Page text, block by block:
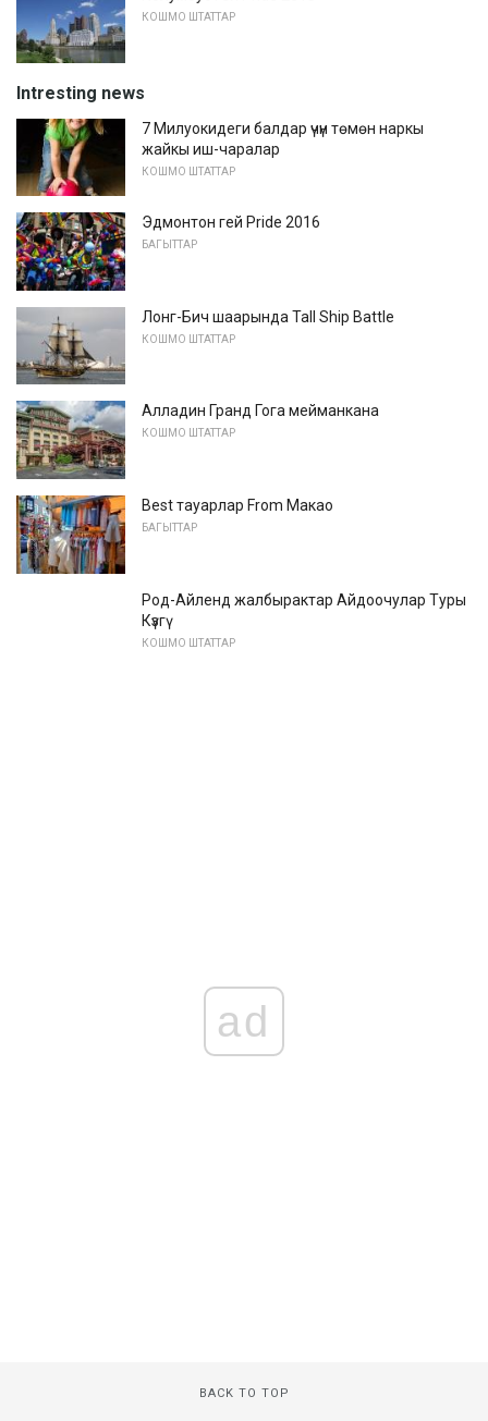
КОШМО ШТАТТАР
Intresting news
7 Милуокидеги балдар үчүн төмөн наркы
жайкы иш-чаралар
КОШМО ШТАТТАР
Эдмонтон гей Pride 2016
БАГЫТТАР
Лонг-Бич шаарында Tall Ship Battle
КОШМО ШТАТТАР
Алладин Гранд Гога мейманкана
КОШМО ШТАТТАР
Best тауарлар From Макао
БАГЫТТАР
Род-Айленд жалбырактар ​​Айдоочулар Туры
Күзгү
КОШМО ШТАТТАР
ad
BACK TO TOP